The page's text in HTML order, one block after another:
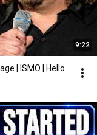
9:22
| ISMO | Hello